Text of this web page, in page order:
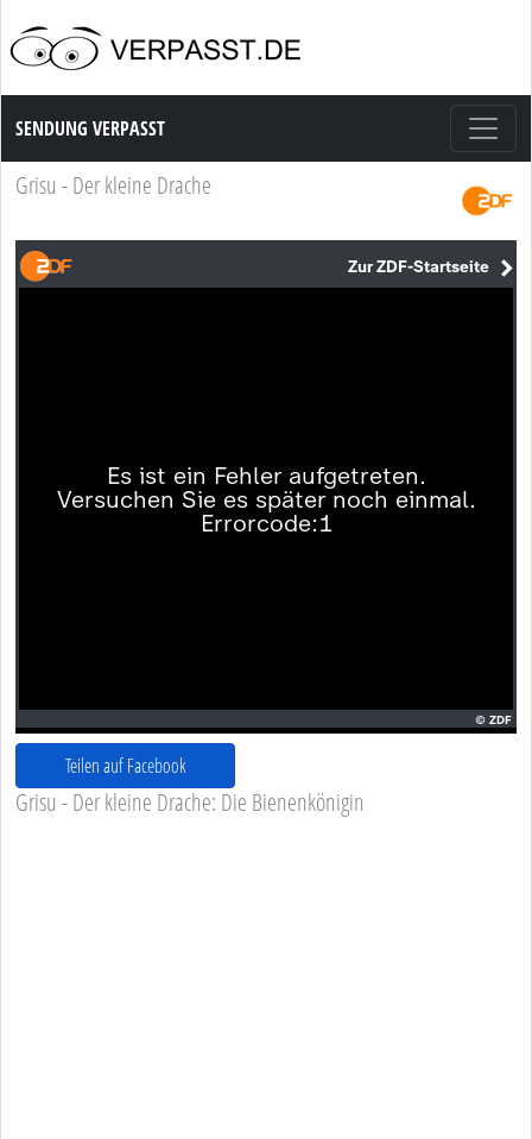
Sendung Verpasst
SENDUNG VERPASST
Grisu - Der kleine Drache
Teilen auf Facebook
Grisu - Der kleine Drache: Die Bienenkönigin